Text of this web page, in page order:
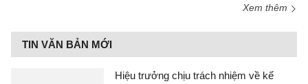
Xem thêm
TIN VĂN BẢN MỚI
Hiệu trưởng chịu trách nhiệm về kế